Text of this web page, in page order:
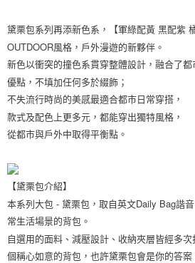
１．於結帳方式選擇「AFTEE先享後付」後，
結帳頁面，進行簡訊認證並確認金額後，即可
２．訂單成立數日內，您將收到繳費通知簡訊。
ATM／網路銀行／等多元方式進行付款，方視為
※ 請注意：結帳手續完成當下不需立刻繳費，
購買商品的店家。未經商家同意取消之訂單仍
後付繳納相關費用。
是否繳費成功／繳費後需取消欲退款等相關疑
客戶支援中心」
【注意事項】
１．透過由恩沛科技股份有限公司提供之「
權轉讓予恩沛科技股份有限公司。
２．關於個人資料處理事宜，請瀏覽以下網址
每筆NT$60，滿NT$1,000(含以上)免運費
付款後全家取貨
每筆NT$60，滿NT$1,000(含以上)免運費
每筆NT$100
每筆NT$100
7-11取貨付款
每筆NT$60，滿NT$1,000(含以上)免運費
付款後7-11取貨
黛栗包系列再添新色系，【軍綠配黃 黑配紫
OUTDOOR風格，戶外漫遊的新夥伴。
新色以衝突的撞色系貫穿整體設計，融合了
優點，不填加任何多於綴飾；
不失流行時尚的美感最適合都市日常穿搭，
款式及配色上更多元，都能穿出獨特風格，
從都市與戶外中取得平衡點。
【黛栗包介紹】
本系列大包 - 黛栗包，取自英文Daily Bag諧
常生活場景的背包。
自選用的面料、減壓設計、收納夾層皆經多
個稱心如意的背包，也許黛栗包會是你的答案